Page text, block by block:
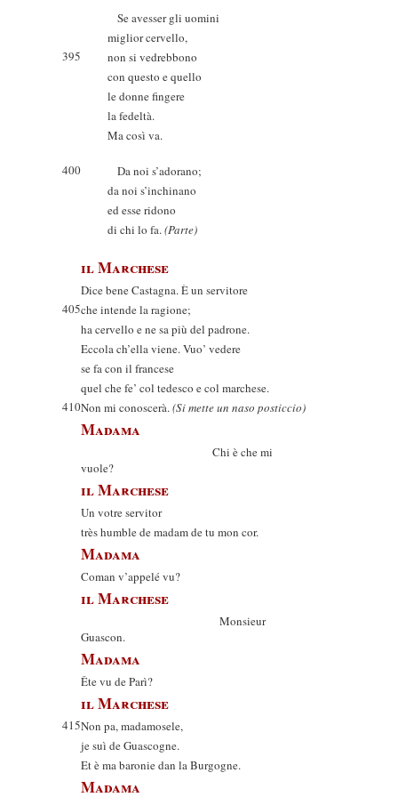
Se avesser gli uomini
miglior cervello,
395
non si vedrebbono
con questo e quello
le donne fingere
la fedeltà.
Ma così va.
400
Da noi s’adorano;
da noi s’inchinano
ed esse ridono
di chi lo fa.(Parte)
il Marchese
Dice bene Castagna. È un servitore
405che intende la ragione;
ha cervello e ne sa più del padrone.
Eccola ch’ella viene. Vuo’ vedere
se fa con il francese
quel che fe’ col tedesco e col marchese.
410Non mi conoscerà.(Si mette un naso posticcio)
Madama
Chi è che mi
vuole?
il Marchese
Un votre servitor
très humble de madam de tu mon cor.
Madama
Coman v’appelé vu?
il Marchese
Monsieur
Guascon.
Madama
Ête vu de Parì?
il Marchese
415Non pa, madamosele,
je suì de Guascogne.
Et è ma baronie dan la Burgogne.
Madama